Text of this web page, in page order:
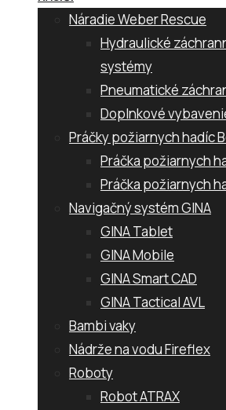
Náradie Weber Rescue
Hydraulické
systémy
Pneumatické
Doplnkové
Práčky požiarnych hadíc
Práčka požiarnych
Práčka požiarnych
Navigačný systém GINA
GINA Tablet
GINA Mobile
GINA Smart CAD
GINA Tactical AVL
Bambi vaky
Nádrže na vodu Fireflex
Roboty
Robot ATRAX